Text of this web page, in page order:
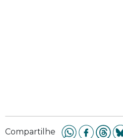
Compartilhe